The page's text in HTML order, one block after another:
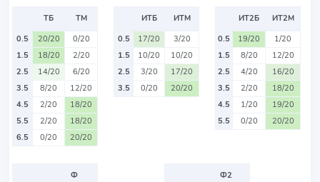
ТБ
ТМ
0.5
20/20
0/20
1.5
18/20
2/20
2.5
14/20
6/20
3.5
8/20
12/20
4.5
2/20
18/20
5.5
2/20
18/20
6.5
0/20 20/20
ИТБ
ИТМ
0.5
17/20
3/20
1.5
10/20
10/20
2.5
3/20
17/20
3.5
0/20 20/20
ИТ2Б
ИТ2М
0.5
19/20
1/20
1.5
8/20
12/20
2.5
4/20
16/20
3.5
2/20
18/20
4.5
1/20
19/20
5.5
0/20 20/20
Ф
Ф2